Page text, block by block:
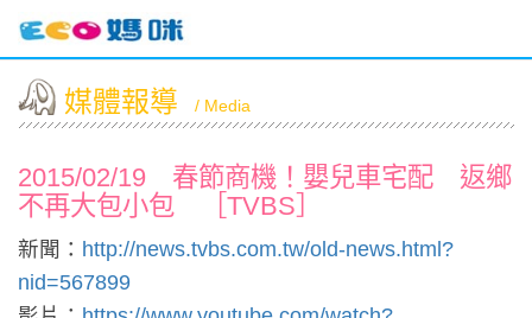
媒體報導 / Media
2015/02/19 春節商機！嬰兒車宅配 返鄉
不再大包小包 ［TVBS］
新聞： http://news.tvbs.com.tw/old-news.html?
nid=567899